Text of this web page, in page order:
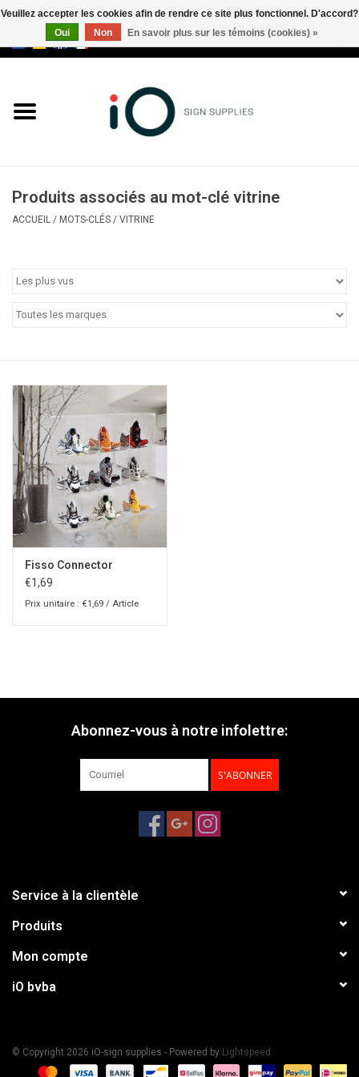
Marques
Appelez-nous au +32 3 353 67
Produits associés au mot-clé vitrine
ACCUEIL / MOTS-CLÉS / VITRINE
Fisso Connector
€1,69
Prix unitaire : €1,69 / Article
Abonnez-vous à notre infolettre:
S'ABONNER
Service à la clientèle
Produits
Mon compte
iO bvba
© Copyright 2026 iO-sign supplies - Powered by Lightspeed
Veuillez accepter les cookies afin de rendre ce site plus fonctionnel. D'accord?
Oui
Non En savoir plus sur les témoins (cookies) »